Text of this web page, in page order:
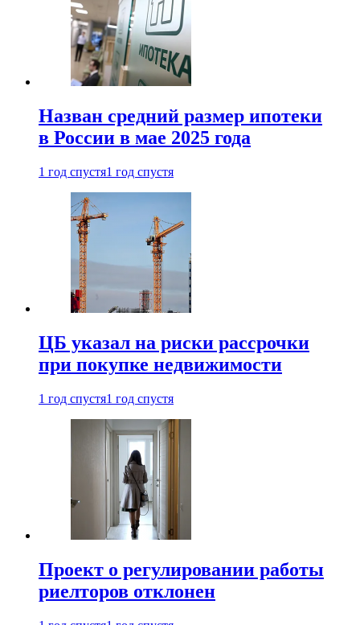
Назван средний размер ипотеки
в России в мае 2025 года
1 год спустя1 год спустя
ЦБ указал на риски рассрочки
при покупке недвижимости
1 год спустя1 год спустя
Проект о регулировании работы
риелторов отклонен